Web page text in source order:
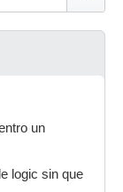
un
logic sin que